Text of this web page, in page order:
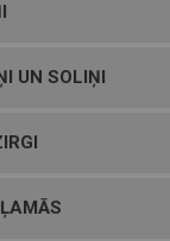
UN SOLIŅI